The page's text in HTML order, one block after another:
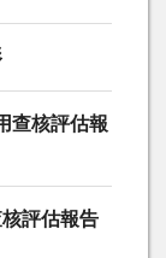
查核評估報
評估報告